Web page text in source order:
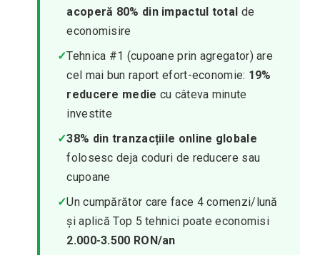
acoperă 80% din impactul total de
economisire
✓Tehnica #1 (cupoane prin agregator) are
cel mai bun raport efort-economie: 19%
reducere medie cu câteva minute
investite
✓38% din tranzacțiile online globale
folosesc deja coduri de reducere sau
cupoane
✓Un cumpărător care face 4 comenzi/lună
și aplică Top 5 tehnici poate economisi
2.000-3.500 RON/an